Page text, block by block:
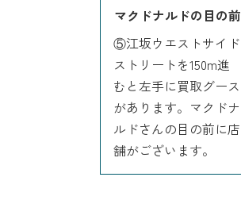
マクドナルドの目の前
⑤江坂ウエストサイド
ストリートを150m進
むと左手に買取グース
があります。マクドナ
ルドさんの目の前に店
舗がございます。